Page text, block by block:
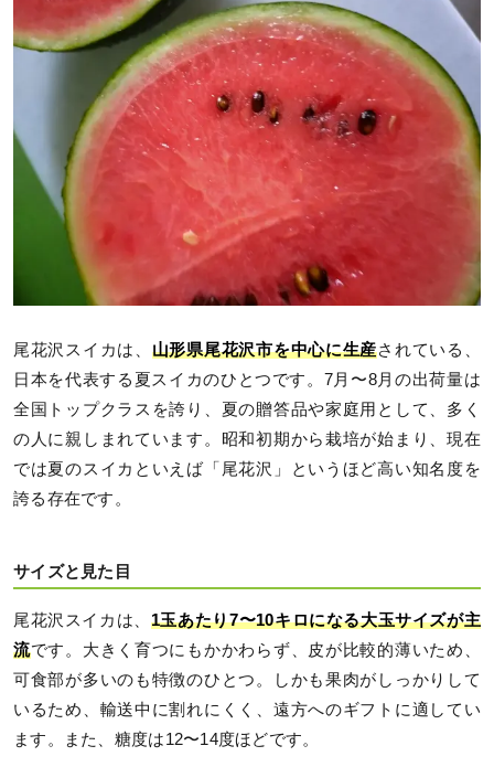
尾花沢スイカは、 山形県尾花沢市を中心に生産されている、
日本を代表する夏スイカのひとつです。7月〜8月の出荷量は
全国トップクラスを誇り、夏の贈答品や家庭用として、多く
の人に親しまれています。昭和初期から栽培が始まり、現在
では夏のスイカといえば「尾花沢」というほど高い知名度を
誇る存在です。
サイズと見た目
尾花沢スイカは、 1玉あたり7〜10キロになる大玉サイズが主
流です。大きく育つにもかかわらず、皮が比較的薄いため、
可食部が多いのも特徴のひとつ。しかも果肉がしっかりして
いるため、輸送中に割れにくく、遠方へのギフトに適してい
ます。また、糖度は12〜14度ほどです。